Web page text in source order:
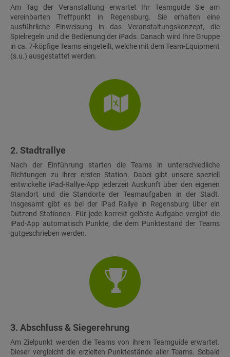
Am Tag der Veranstaltung erwartet Ihr Teamguide Sie am
vereinbarten Treffpunkt in Regensburg. Sie erhalten eine
ausführliche Einweisung in das Veranstaltungskonzept, die
Spielregeln und die Bedienung der iPads. Danach wird Ihre Gruppe
in ca. 7-köpfige Teams eingeteilt, welche mit dem Team-Equipment
(s.u.) ausgestattet werden.
2. Stadtrallye
Nach der Einführung starten die Teams in unterschiedliche
Richtungen zu ihrer ersten Station. Dabei gibt unsere speziell
entwickelte iPad-Rallye-App jederzeit Auskunft über den eigenen
Standort und die Standorte der Teamaufgaben in der Stadt.
Insgesamt gibt es bei der iPad Rallye in Regensburg über ein
Dutzend Stationen. Für jede korrekt gelöste Aufgabe vergibt die
iPad-App automatisch Punkte, die dem Punktestand der Teams
gutgeschrieben werden.
3. Abschluss & Siegerehrung
Am Zielpunkt werden die Teams von ihrem Teamguide erwartet.
Dieser vergleicht die erzielten Punktestände aller Teams. Sobald